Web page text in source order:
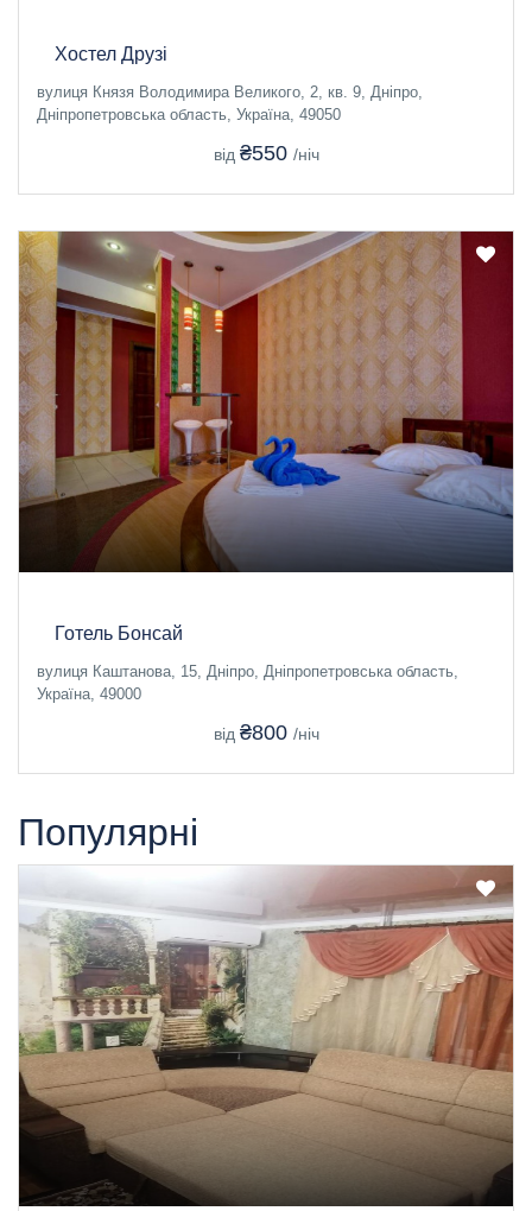
Хостел Друзі
вулиця Князя Володимира Великого, 2, кв. 9, Дніпро,
Дніпропетровська область, Україна, 49050
від ₴550 /ніч
Готель Бонсай
вулиця Каштанова, 15, Дніпро, Дніпропетровська область,
Україна, 49000
від ₴800 /ніч
Популярні